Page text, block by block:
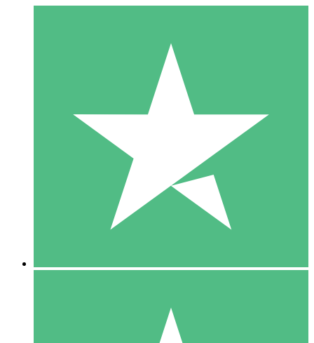
Individuella Kreditpaket
Betala per användning med nedladdningskrediter. Inget
1 Nedladdningar
10 00
10 Nedladdningar
20 00